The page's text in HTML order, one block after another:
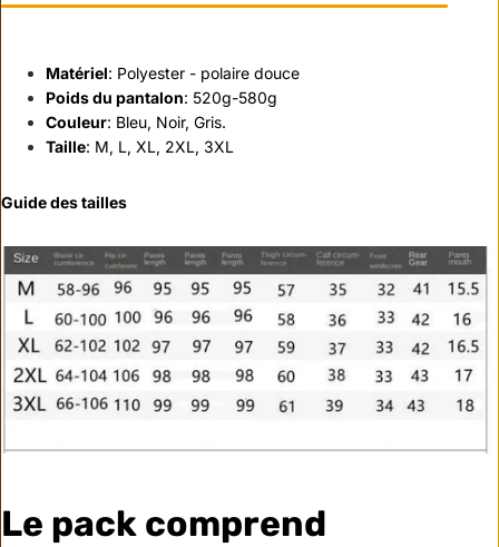
Matériel: Polyester - polaire douce
Poids du pantalon: 520g-580g
Couleur: Bleu, Noir, Gris.
Taille: M, L, XL, 2XL, 3XL
Guide des tailles
Le pack comprend